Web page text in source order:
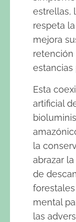
estrellas,
respeta
mejora
retención
estancias
Esta
artificial
la
abrazar
de
mental
las